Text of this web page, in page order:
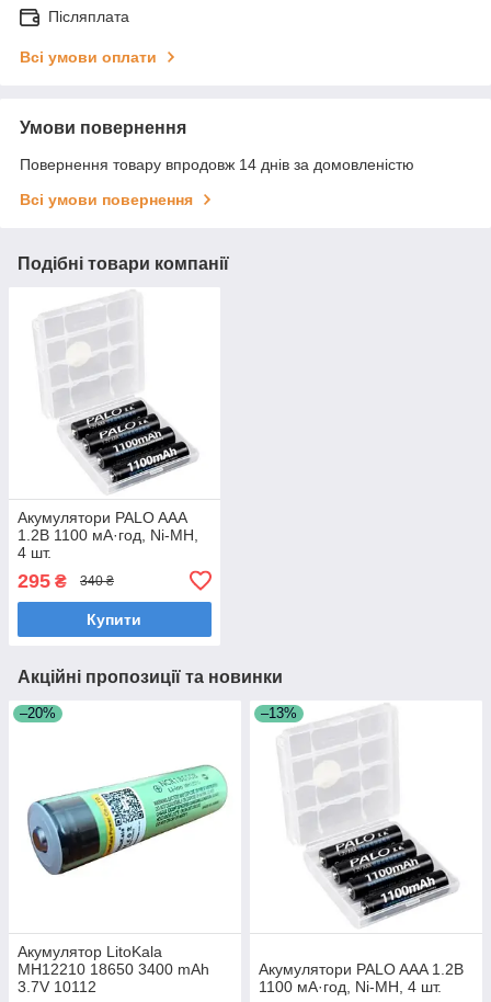
Післяплата
Всі умови оплати
Умови повернення
Повернення товару впродовж 14 днів за домовленістю
Всі умови повернення
Подібні товари компанії
Акумулятори PALO AAA
1.2В 1100 мА·год, Ni-MH,
4 шт.
295 ₴ 340 ₴
Купити
Акційні пропозиції та новинки
–20%
Акумулятор LitoKala
MH12210 18650 3400 mAh
3.7V 10112
–13%
Акумулятори PALO AAA 1.2В
1100 мА·год, Ni-MH, 4 шт.